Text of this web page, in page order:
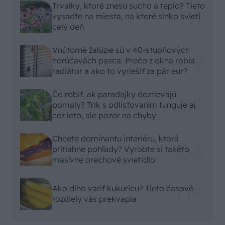
Trvalky, ktoré znesú sucho a teplo? Tieto
vysaďte na miesta, na ktoré slnko svieti
celý deň
Vnútorné žalúzie sú v 40-stupňových
horúčavách pasca: Prečo z okna robia
radiátor a ako to vyriešiť za pár eur?
Čo robiť, ak paradajky dozrievajú
pomaly? Trik s odlisťovaním funguje aj
cez leto, ale pozor na chyby
Chcete dominantu interiéru, ktorá
pritiahne pohľady? Vyrobte si takéto
masívne orechové svietidlo
Ako dlho variť kukuricu? Tieto časové
rozdiely vás prekvapia